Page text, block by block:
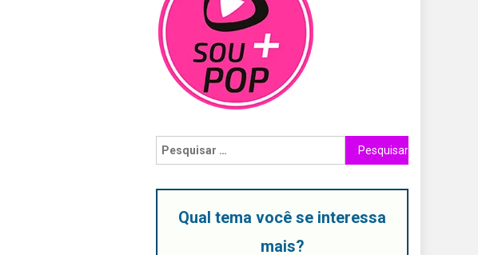
Qual tema você se interessa
mais?